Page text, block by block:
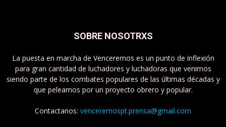
SOBRE NOSOTRXS
La puesta en marcha de Venceremos es un punto de inflexión
para gran cantidad de luchadores y luchadoras que venimos
siendo parte de los combates populares de las últimas décadas y
que peleamos por un proyecto obrero y popular.
Contactanos: venceremospt.prensa@gmail.com